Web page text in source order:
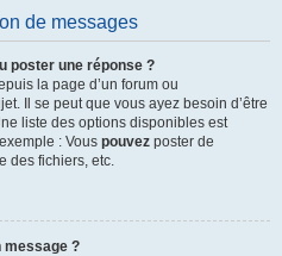
de messages
poster une réponse ?
la page d’un forum ou
Il se peut que vous ayez besoin d’être
liste des options disponibles est
: Vous pouvez poster de
des fichiers, etc.
message ?